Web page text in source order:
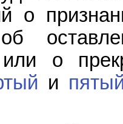
о
или о
и